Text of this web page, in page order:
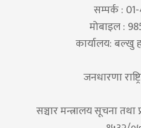
सम्पर्क :
मोबाइल :
कार्यालय: बल्खु
जनधारणा
सञ्चार मन्त्रालय सूचना तथा